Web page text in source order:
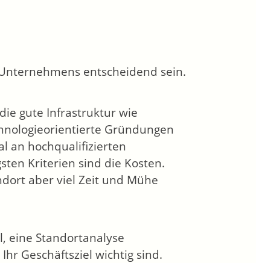
entscheidend sein.
gute Infrastruktur wie
Gründungen
an hochqualifizierten
Kriterien sind die Kosten.
aber viel Zeit und Mühe
eine Standortanalyse
Geschäftsziel wichtig sind.